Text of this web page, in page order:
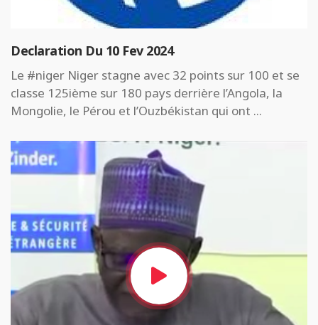
Declaration Du 10 Fev 2024
Le #niger Niger stagne avec 32 points sur 100 et se
classe 125ième sur 180 pays derrière l’Angola, la
Mongolie, le Pérou et l’Ouzbékistan qui ont ...